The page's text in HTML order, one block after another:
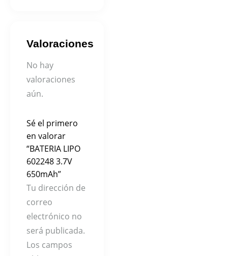
Valoraciones
No hay
valoraciones
aún.
Sé el primero
en valorar
“BATERIA LIPO
602248 3.7V
650mAh”
Tu dirección de
correo
electrónico no
será publicada.
Los campos